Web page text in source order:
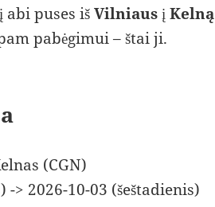
abi puses išVilniausįKelną
pabėgimui – štai ji.
(CGN)
-> 2026-10-03 (šeštadienis)